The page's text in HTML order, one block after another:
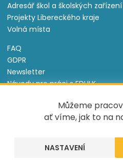
Můžeme
ať víme, jak to na
NASTAVENÍ
Adresář škol a školských zařízení
Projekty Libereckého kraje
Volná místa
FAQ
GDPR
Newsletter
Návody pro práci s EDULK
Nastavení cookies
Informace o souborech cookie
Tento projekt je
fondem a státním rozpočtem